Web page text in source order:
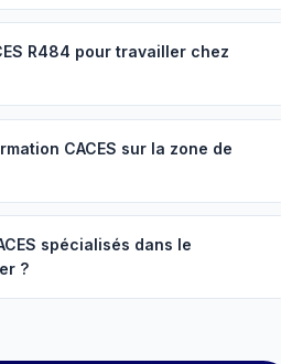
R484 pour travailler chez
CACES sur la zone de
spécialisés dans le
?